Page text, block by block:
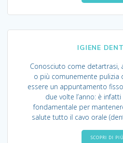
IGIENE
Conosciuto come detartrasi,
o più comunemente pulizia
essere un appuntamento
due volte l’anno: è
fondamentale per
salute tutto il cavo orale
SCOPRI DI PIÚ